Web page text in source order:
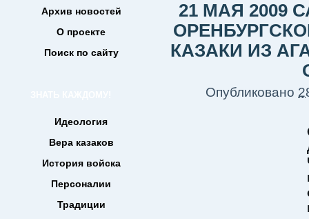
Архив новостей
О проекте
Поиск по сайту
Идеология
Вера казаков
История войска
Персоналии
Традиции
21 МАЯ 2009
КАЗАКИ ИЗ
Опубликовано